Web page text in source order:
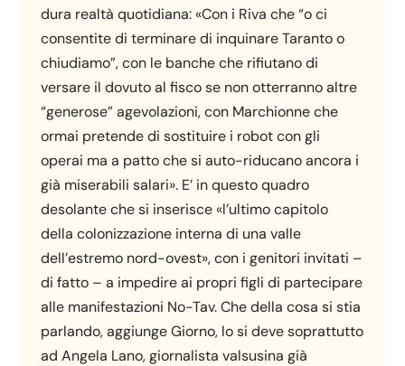
dura realtà quotidiana: «Con i Riva che “o ci
consentite di terminare di inquinare Taranto o
chiudiamo”, con le banche che rifiutano di
versare il dovuto al fisco se non otterranno altre
“generose” agevolazioni, con Marchionne che
ormai pretende di sostituire i robot con gli
operai ma a patto che si auto-riducano ancora i
già miserabili salari». E’ in questo quadro
desolante che si inserisce «l’ultimo capitolo
della colonizzazione interna di una valle
dell’estremo nord-ovest», con i genitori invitati –
di fatto – a impedire ai propri figli di partecipare
alle manifestazioni No-Tav. Che della cosa si stia
parlando, aggiunge Giorno, lo si deve soprattutto
ad Angela Lano, giornalista valsusina già